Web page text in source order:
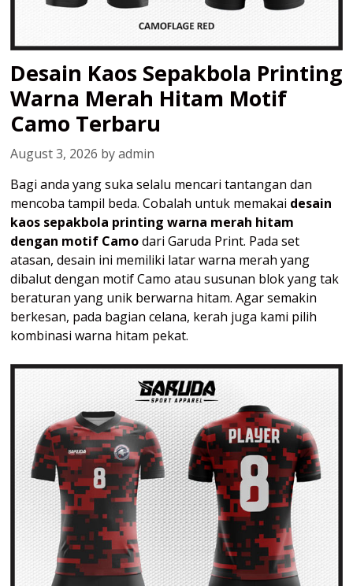
Desain Kaos Sepakbola Printing
Warna Merah Hitam Motif
Camo Terbaru
August 3, 2026 byadmin
Bagi anda yang suka selalu mencari tantangan dan
mencoba tampil beda. Cobalah untuk memakai desain
kaos sepakbola printing warna merah hitam
dengan motif Camodari Garuda Print. Pada set
atasan, desain ini memiliki latar warna merah yang
dibalut dengan motif Camo atau susunan blok yang tak
beraturan yang unik berwarna hitam. Agar semakin
berkesan, pada bagian celana, kerah juga kami pilih
kombinasi warna hitam pekat.